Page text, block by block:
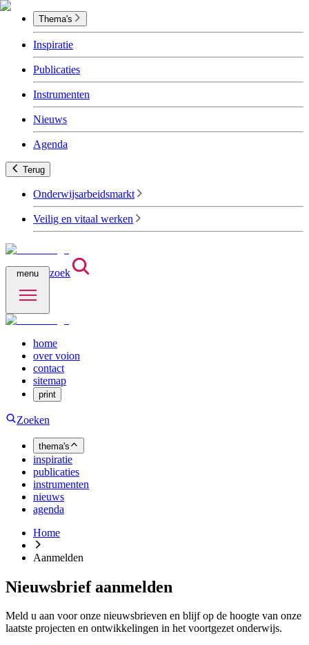
Thema's
Inspiratie
Publicaties
Instrumenten
Nieuws
Agenda
Terug
Onderwijsarbeidsmarkt
Veilig en vitaal werken
menu zoek
home
over voion
contact
sitemap
print
Zoeken
thema's
inspiratie
publicaties
instrumenten
nieuws
agenda
Home
Aanmelden
Nieuwsbrief aanmelden
Meld u aan voor onze nieuwsbrieven en blijf op de hoogte van onze
laatste projecten en ontwikkelingen in het voortgezet onderwijs.